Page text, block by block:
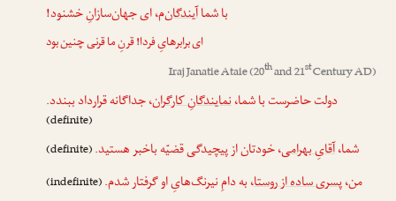
با شماآیندگان‌م، ای جهان‌سازانِ خشنود!
ای برابرهایِ فردا! قرنِ ما قرنی چنین بود
Iraj Janatie Ataie(20thand 21stCentury AD)
دولت حاضرست با شما،نمایندگانِ کارگران، جداگانه قرارداد ببندد.
(definite)
شما،آقایِ بهرامی، خودتان از پیچیدگی قضیّه باخبر هستید.(definite)
من،پسری ساده از روستا، به دامِ نیرنگ‌هایِ او گرفتار شدم.(indefinite)